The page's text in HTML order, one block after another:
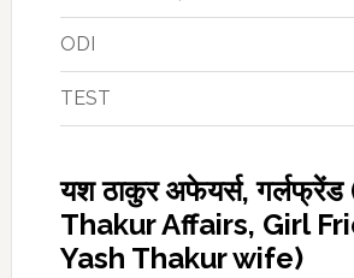
ODI
TEST
यश ठाकुर अफेयर्स, गर्लफ्रेंड
Thakur Affairs, Girl
Yash Thakur wife)